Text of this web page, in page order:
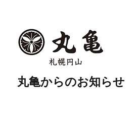
丸亀からのお知らせ